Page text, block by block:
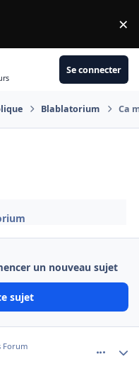
×
Se connecter
Blablatorium Ca
un nouveau sujet
sujet
Forum